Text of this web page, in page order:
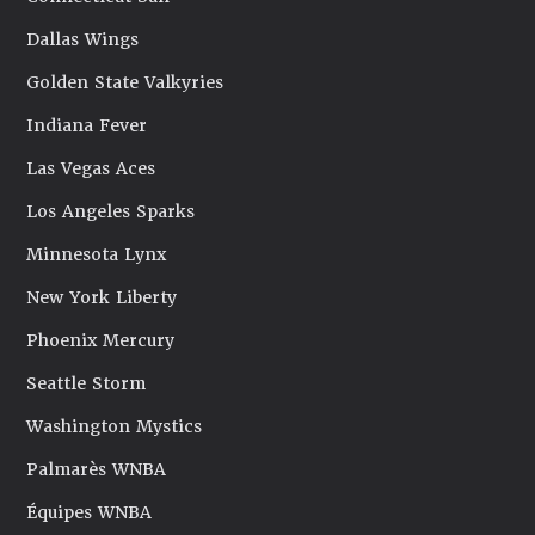
Dallas Wings
Golden State Valkyries
Indiana Fever
Las Vegas Aces
Los Angeles Sparks
Minnesota Lynx
New York Liberty
Phoenix Mercury
Seattle Storm
Washington Mystics
Palmarès WNBA
Équipes WNBA